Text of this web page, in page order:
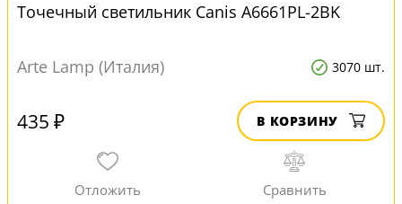
Точечный светильник Canis A6661PL-2BK
Arte Lamp (Италия) 3070 шт.
435 ₽ В КОРЗИНУ